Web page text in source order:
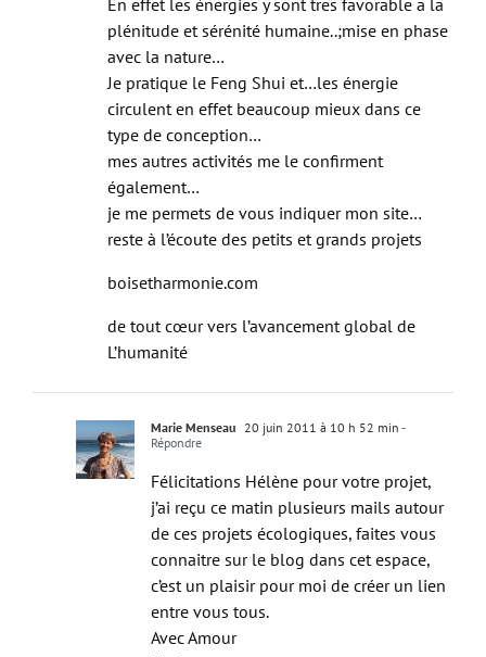
plénitude et sérénité humaine..;mise en phase
avec la nature…
Je pratique le Feng Shui et…les énergie
circulent en effet beaucoup mieux dans ce
type de conception…
mes autres activités me le confirment
également…
je me permets de vous indiquer mon site…
reste à l’écoute des petits et grands projets
L’humanité
Répondre
j’ai reçu ce matin plusieurs mails autour
de ces projets écologiques, faites vous
connaitre sur le blog dans cet espace,
c’est un plaisir pour moi de créer un lien
entre vous tous.
Avec Amour
Marie